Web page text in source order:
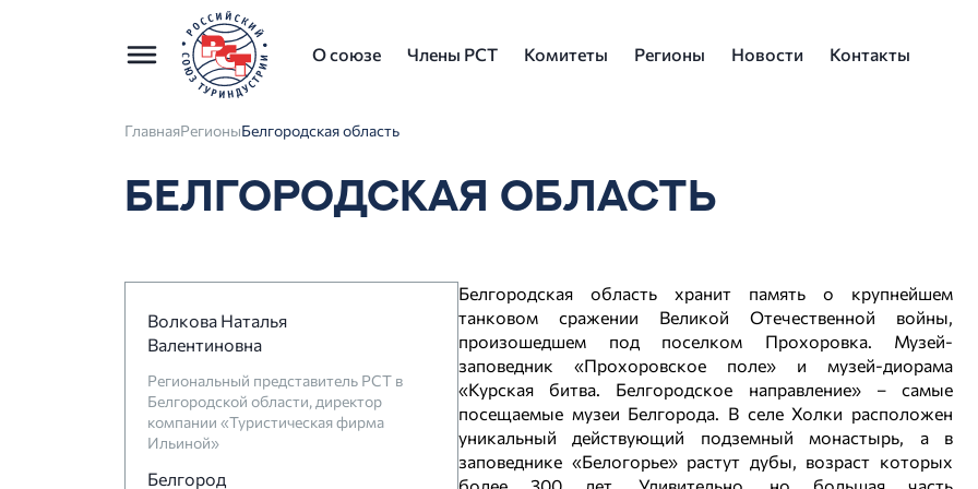
О союзе Члены РСТ Комитеты Регионы Новости Контакты
ГлавнаяРегионыБелгородская область
БЕЛГОРОДСКАЯ ОБЛАСТЬ
Волкова Наталья
Валентиновна
Региональный представитель РСТ в
Белгородской области, директор
компании «Туристическая фирма
Ильиной»
Белгород
Белгородская область хранит память о крупнейшем
танковом сражении Великой Отечественной войны,
произошедшем под поселком Прохоровка. Музей-
заповедник «Прохоровское поле» и музей-диорама
«Курская битва. Белгородское направление» – самые
посещаемые музеи Белгорода. В селе Холки расположен
уникальный действующий подземный монастырь, а в
заповеднике «Белогорье» растут дубы, возраст которых